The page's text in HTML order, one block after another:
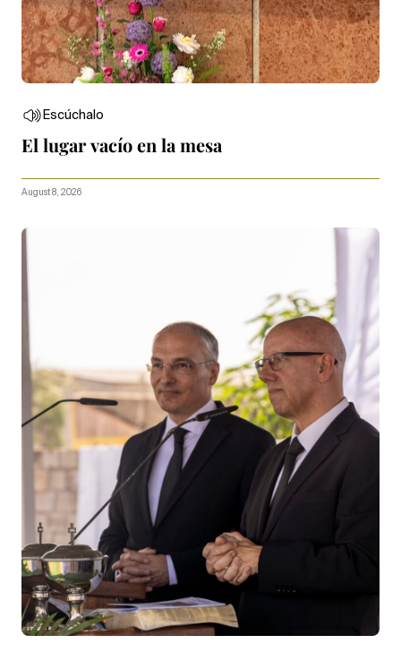
Escúchalo
El lugar vacío en la mesa
August 8, 2026